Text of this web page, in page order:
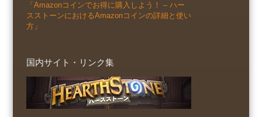
「Amazonコインでお得に購入しよう！ – ハー
スストーンにおけるAmazonコインの詳細と使い
方」
国内サイト・リンク集